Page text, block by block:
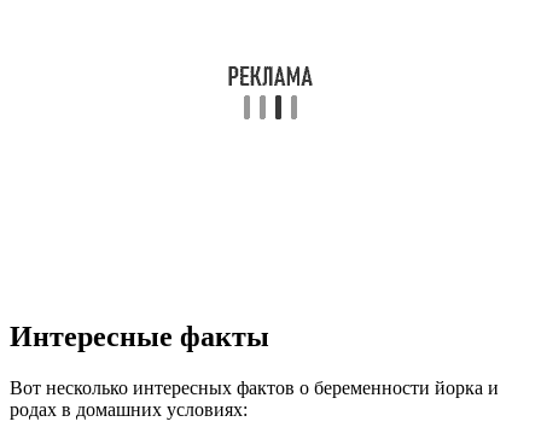
Интересные факты
Вот несколько интересных фактов о беременности йорка и
родах в домашних условиях: